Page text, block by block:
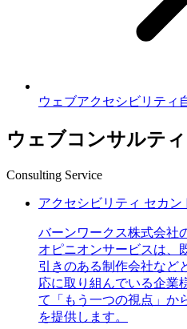
ウェブアクセシビリティ
ウェブコンサルテ
Consulting Service
アクセシビリティ セカン
バーンワークス株式会社
オピニオンサービスは、
引きのある制作会社など
応に取り組んでいる企業
て「もう一つの視点」か
を提供します。